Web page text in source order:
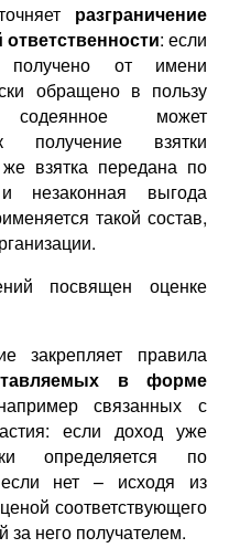
разграничение
: если
получено от имени
обращено в пользу
может
получение взятки
взятка передана по
незаконная выгода
такой состав,
посвящен оценке
закрепляет правила
в форме
связанных с
если доход уже
определяется по
нет – исходя из
соответствующего
за него получателем.